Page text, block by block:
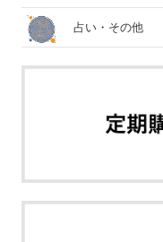
占い・その他